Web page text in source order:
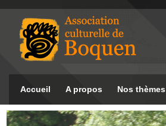
Accueil A propos Nos thèmes